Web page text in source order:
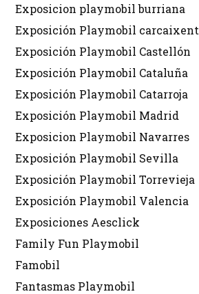
Exposicion playmobil burriana
Exposición Playmobil carcaixent
Exposición Playmobil Castellón
Exposición Playmobil Cataluña
Exposición Playmobil Catarroja
Exposición Playmobil Madrid
Exposicion Playmobil Navarres
Exposición Playmobil Sevilla
Exposición Playmobil Torrevieja
Exposición Playmobil Valencia
Exposiciones Aesclick
Family Fun Playmobil
Famobil
Fantasmas Playmobil